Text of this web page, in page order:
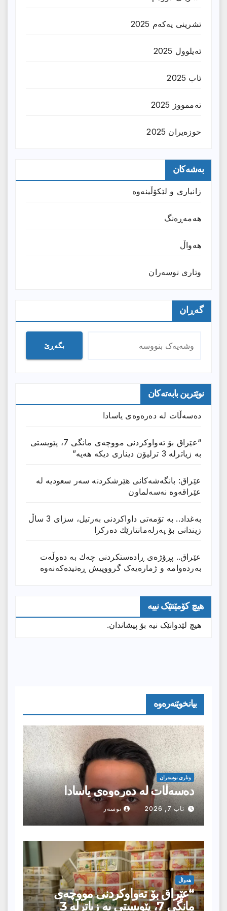
تشرینی یەکەم 2025
ئەیلوول 2025
ئاب 2025
تەممووز 2025
حوزه‌یران 2025
بەشەکان
زانیارى و لێکۆڵینەوە
هەمەڕەنگ
هەواڵ
وتارى نوسەران
گەڕان
بگەڕێ
نوێترین بابەتەکان
دەسەڵات لە دەرەوەی یاسادا
“عێراق بۆ تەواوکردنی مووچەی مانگى 7، پێویستی
بە زیاترلە 3 ترلیۆن دیناری دیکە هەیە”
عێراق: بانگەشەكانی هێرشكردنە سەر سعودیە لە
عێراقەوە نەسەلماون
بەغداد.. بە تۆمەتی داواكردنی بەرتیل، سزای 3 ساڵ
زیندانی بۆ پەرلەمانتارێك دەركرا
عێراق.. پڕۆژەی ڕادەستكردنی چەك بە دەوڵەت
بەردەوامە و ژمارەیەک گرووپیش ڕەتیدەکەنەوە
هیچ کۆمێنتێک نییە
هیچ لێدوانێک نیە بۆ پیشاندان.
بیانخوێنەرەوە
وتارى نوسەران
دەسەڵات لە دەرەوەی یاسادا
ئاب 7, 2026 نوسەر
هەواڵ
“عێراق بۆ تەواوکردنی مووچەی
مانگى 7، پێویستی بە زیاترلە 3